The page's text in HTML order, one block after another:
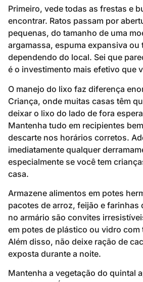
Primeiro, vede todas as frestas e
encontrar. Ratos passam por
pequenas, do tamanho de uma
argamassa, espuma expansiva ou
dependendo do local. Sei que
é o investimento mais efetivo que
O manejo do lixo faz diferença
Criança, onde muitas casas têm
deixar o lixo do lado de fora
Mantenha tudo em recipientes
descarte nos horários corretos.
imediatamente qualquer
especialmente se você tem
casa.
Armazene alimentos em potes
pacotes de arroz, feijão e farinhas
no armário são convites
em potes de plástico ou vidro com
Além disso, não deixe ração de
exposta durante a noite.
Mantenha a vegetação do quintal